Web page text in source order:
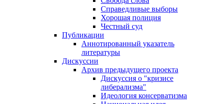
Справедливые выборы
Хорошая полиция
Честный суд
Публикации
Аннотированный указатель
литературы
Дискуссии
Архив предыдущего проекта
Дискуссия о "кризисе
либерализма"
Идеология консерватизма